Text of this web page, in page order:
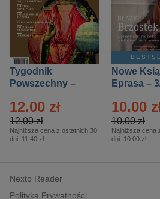
Tygodnik
Powszechny –
12.00 zł
12.00 zł
Najniższa cena z ostatnich 30
dni: 11.40 zł
Nowe
Eprasa –
10.00
10.00 zł
Najniższa cena
dni: 10.00 zł
Nexto Reader
Polityka Prywatności